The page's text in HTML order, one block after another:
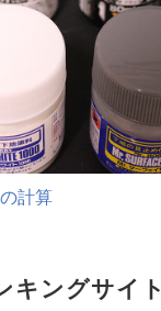
計算
キングサイト